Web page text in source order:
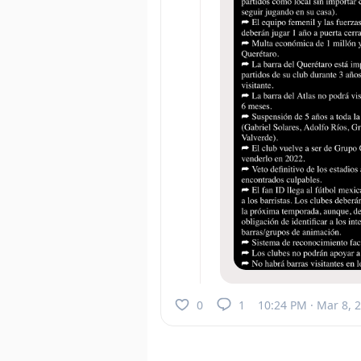
0 1 10:24 PM · Mar 8,